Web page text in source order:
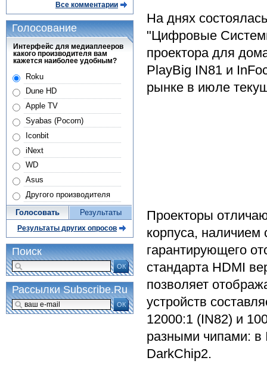
На днях
"Цифровые
проектора для
PlayBig IN81 и
рынке в июле
Проекторы
корпуса, наличием
гарантирующего
стандарта HDMI
позволяет
устройств
12000:1 (IN82) и
разными чипами: в
DarkChip2.
Все комментарии
Голосование
Интерфейс для медиаплееров
какого производителя вам
кажется наиболее удобным?
Roku
Dune HD
Apple TV
Syabas (Pocorn)
Iconbit
iNext
WD
Asus
Другого производителя
Голосовать Результаты
Результаты других опросов
Поиск
ОК
Рассылки Subscribe.Ru
ОК